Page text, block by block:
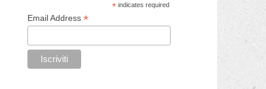
* indicates required
Email Address *